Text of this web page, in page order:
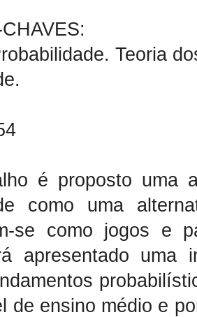
Teoria
é proposto uma
como uma
se como jogos e
apresentado uma
de ensino médio e